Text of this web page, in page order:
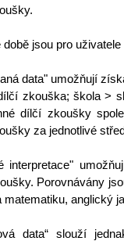
jsou pro
data" umožňují
zkouška; škola >
dílčí zkoušky
za jednotlivé
interpretace"
Porovnávány
matematiku, anglický
data“ slouží